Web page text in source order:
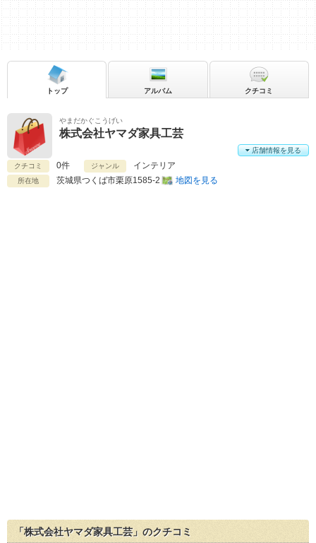
やまだかぐこうげい
株式会社ヤマダ家具工芸
クチコミ 0件 ジャンル インテリア
所在地 茨城県つくば市栗原1585-2 地図を見る
店舗情報を見る
トップ アルバム クチコミ
「株式会社ヤマダ家具工芸」のクチコミ